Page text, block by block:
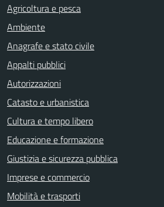
Agricoltura e pesca
Ambiente
Anagrafe e stato civile
Appalti pubblici
Autorizzazioni
Catasto e urbanistica
Cultura e tempo libero
Educazione e formazione
Giustizia e sicurezza pubblica
Imprese e commercio
Mobilità e trasporti